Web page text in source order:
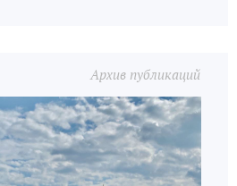
Архив публикаций